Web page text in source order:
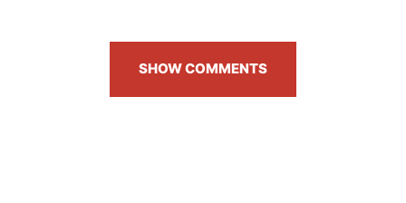
SHOW COMMENTS